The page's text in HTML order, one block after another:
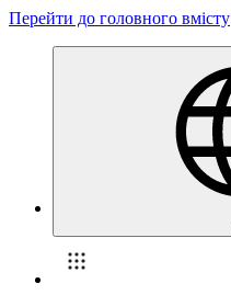
Перейти до головного вмісту